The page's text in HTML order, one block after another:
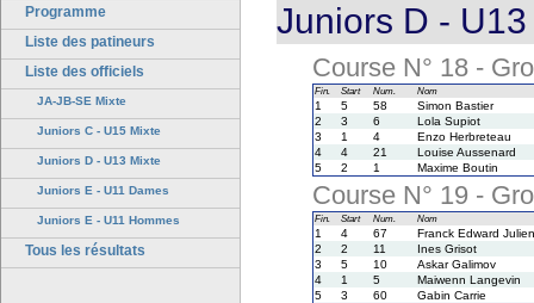
Programme
Liste des patineurs
Liste des officiels
JA-JB-SE Mixte
Juniors C - U15 Mixte
Juniors D - U13 Mixte
Juniors E - U11 Dames
Juniors E - U11 Hommes
Tous les résultats
Juniors D -
Course N° 18 -
Fin. Start Num. Nom
1 5 58
Simon Bastier
2
3 6
Lola Supiot
3
1 4
Enzo Herbreteau
4
4 21
Louise Aussenard
5
2 1 Maxime Boutin
Course N° 19 -
Fin. Start Num. Nom
1 4 67
Franck Edward
2
2 11
Ines Grisot
3
5 10
Askar Galimov
4
1 5
Maiwenn Langevin
5
3 60 Gabin Carrie